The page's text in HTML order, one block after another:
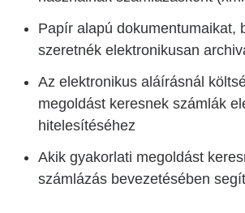
Papír alapú dokumentumaikat,
szeretnék elektronikusan
Az elektronikus aláírásnál
megoldást keresnek számlák
hitelesítéséhez
Akik gyakorlati megoldást
számlázás bevezetésében